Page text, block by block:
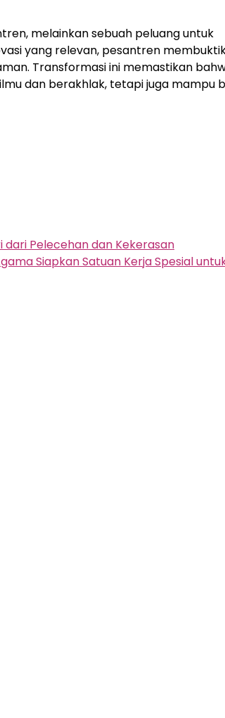
melainkan sebuah peluang untuk
yang relevan, pesantren
Transformasi ini memastikan
dan berakhlak, tetapi juga mampu
dari Pelecehan dan Kekerasan
Siapkan Satuan Kerja Spesial